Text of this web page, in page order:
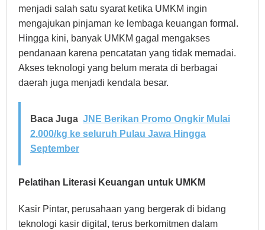
menjadi salah satu syarat ketika UMKM ingin
mengajukan pinjaman ke lembaga keuangan formal.
Hingga kini, banyak UMKM gagal mengakses
pendanaan karena pencatatan yang tidak memadai.
Akses teknologi yang belum merata di berbagai
daerah juga menjadi kendala besar.
Baca Juga JNE Berikan Promo Ongkir Mulai
2.000/kg ke seluruh Pulau Jawa Hingga
September
Pelatihan Literasi Keuangan untuk UMKM
Kasir Pintar, perusahaan yang bergerak di bidang
teknologi kasir digital, terus berkomitmen dalam